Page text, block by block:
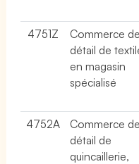
4751Z
Commerce de
détail de
en magasin
spécialisé
4752A
Commerce de
détail de
quincaillerie,